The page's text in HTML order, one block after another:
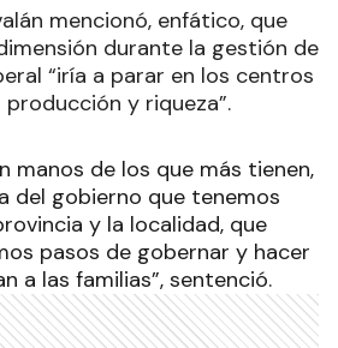
mencionó, enfático, que
durante la gestión de
“iría a parar en los centros
y riqueza”.
manos de los que más tienen,
del gobierno que tenemos
y la localidad, que
pasos de gobernar y hacer
a las familias”, sentenció.